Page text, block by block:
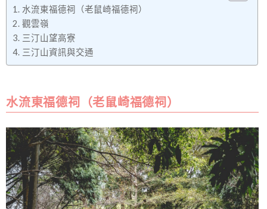
水流東福德祠（老鼠崎福德祠）
觀雲嶺
三汀山望高寮
三汀山資訊與交通
水流東福德祠（老鼠崎福德祠）